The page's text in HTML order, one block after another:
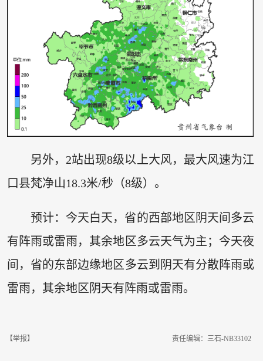
另外，2站出现8级以上大风，最大风速为江
口县梵净山18.3米/秒（8级）。
预计：今天白天，省的西部地区阴天间多云
有阵雨或雷雨，其余地区多云天气为主；今天夜
间，省的东部边缘地区多云到阴天有分散阵雨或
雷雨，其余地区阴天有阵雨或雷雨。
【举报】 责任编辑：三石-NB33102